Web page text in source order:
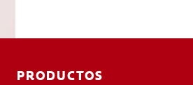
PRODUCTOS